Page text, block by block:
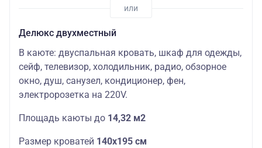
Делюкс двухместный
В каюте: двуспальная кровать, шкаф для одежды,
сейф, телевизор, холодильник, радио, обзорное
окно, душ, санузел, кондиционер, фен,
электророзетка на 220V.
Площадь каюты до 14,32 м2
Размер кроватей 140х195 см